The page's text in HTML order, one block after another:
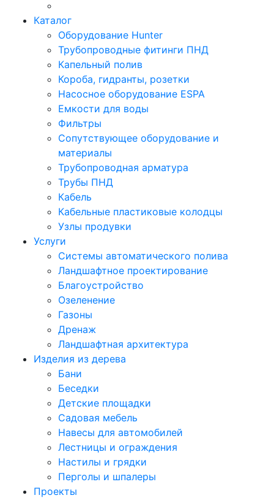
Каталог
Оборудование Hunter
Трубопроводные фитинги ПНД
Капельный полив
Короба, гидранты, розетки
Насосное оборудование ESPA
Емкости для воды
Фильтры
Сопутствующее оборудование и
материалы
Трубопроводная арматура
Трубы ПНД
Кабель
Кабельные пластиковые колодцы
Узлы продувки
Услуги
Системы автоматического полива
Ландшафтное проектирование
Благоустройство
Озеленение
Газоны
Дренаж
Ландшафтная архитектура
Изделия из дерева
Бани
Беседки
Детские площадки
Садовая мебель
Навесы для автомобилей
Лестницы и ограждения
Настилы и грядки
Перголы и шпалеры
Проекты